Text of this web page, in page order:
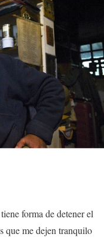
forma de detener el
que me dejen tranquilo